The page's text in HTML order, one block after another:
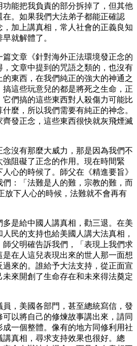
功能把我負責的部分拆掉了，但其他
。如果我們大法弟子都能正確認
加上講真相，常人社會的正義良知
就解體了。
文章《針對海外正法環境發正念的
，文章中提到的咒語之類的，也沒有
東西，在我們純正的強大的神通之
這些玩意兒的都是將死之生命，正
們搞的這些東西對人殺傷力可能比
麼，所以我們需要有純正的神念。
發正念，這些東西很快就灰飛煙滅
沒有那麼大威力，那是因為我們不
阻礙了正念的作用。現在時間緊
心的時候了。師父在《精進要旨》
們：「法難是人的難，宗教的難，而
放下人心的時候，法難就不會再有
是給中國人講真相，勸三退。在美
民的支持也給美國人講大法真相，
父明確告訴我們，「表現上我們求
在人這兒表現出來的世人那一面想
來的。誰給予大法支持，從正面宣
來開創了生命存在和未來得法奠定
，美國各部門，甚至總統寫信，發
以將自己的修煉故事講出來，請同
一個整體。像有的地方同修利用社
真相，尋求支持效果也很好。總